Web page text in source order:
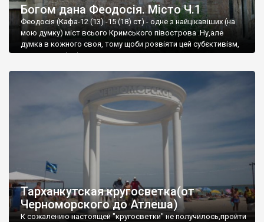
Богом дана Феодосія. Місто Ч.1
Феодосія (Кафа-12 (13) -15 (18) ст) - одне з найцікавіших (на
мою думку) міст всього Кримського півострова .Ну,але
думка в кожного своя, тому щоби розвіяти цей субєктивізм,
запрошую відвідати це
Тарханкутская кругосветка(от
Черноморского до Атлеша)
К сожалению настоящей "кругосветки" не получилось,пройти